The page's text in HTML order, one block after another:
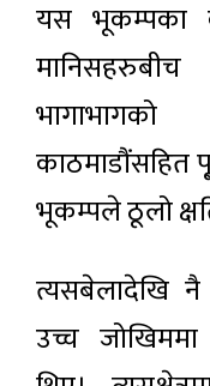
यस भूकम्पका
काठमाडौंसहित
भूकम्पले ठूलो
त्यसबेलादेखि
उच्च